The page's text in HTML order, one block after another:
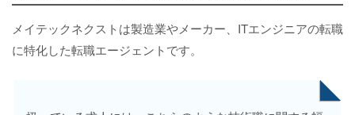
メイテックネクストは製造業やメーカー、ITエンジニアの転職
に特化した転職エージェントです。